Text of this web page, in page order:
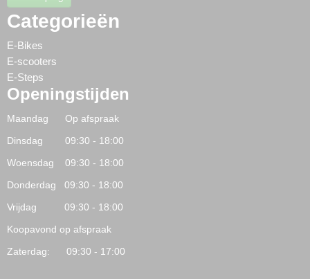
Categorieën
E-Bikes
E-scooters
E-Steps
Openingstijden
Maandag Op afspraak
Dinsdag 09:30 - 18:00
Woensdag 09:30 - 18:00
Donderdag 09:30 - 18:00
Vrijdag 09:30 - 18:00
Koopavond op afspraak
Zaterdag: 09:30 - 17:00